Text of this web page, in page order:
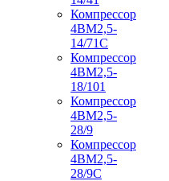
Компрессор
4ВМ2,5-
14/71C
Компрессор
4ВМ2,5-
18/101
Компрессор
4ВМ2,5-
28/9
Компрессор
4ВМ2,5-
28/9С